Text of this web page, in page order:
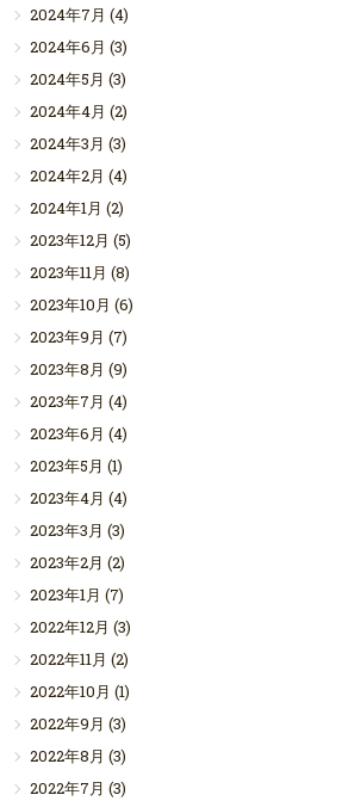
2024年7月 (4)
2024年6月 (3)
2024年5月 (3)
2024年4月 (2)
2024年3月 (3)
2024年2月 (4)
2024年1月 (2)
2023年12月 (5)
2023年11月 (8)
2023年10月 (6)
2023年9月 (7)
2023年8月 (9)
2023年7月 (4)
2023年6月 (4)
2023年5月 (1)
2023年4月 (4)
2023年3月 (3)
2023年2月 (2)
2023年1月 (7)
2022年12月 (3)
2022年11月 (2)
2022年10月 (1)
2022年9月 (3)
2022年8月 (3)
2022年7月 (3)